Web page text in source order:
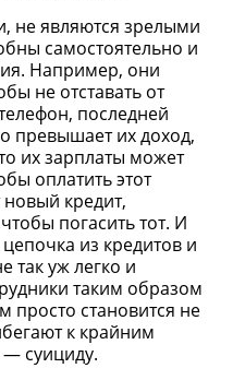
не являются зрелыми
самостоятельно и
Например, они
не отставать от
последней
превышает их доход,
их зарплаты может
оплатить этот
кредит,
погасить тот. И
из кредитов и
так уж легко и
таким образом
просто становится не
к крайним
суициду.